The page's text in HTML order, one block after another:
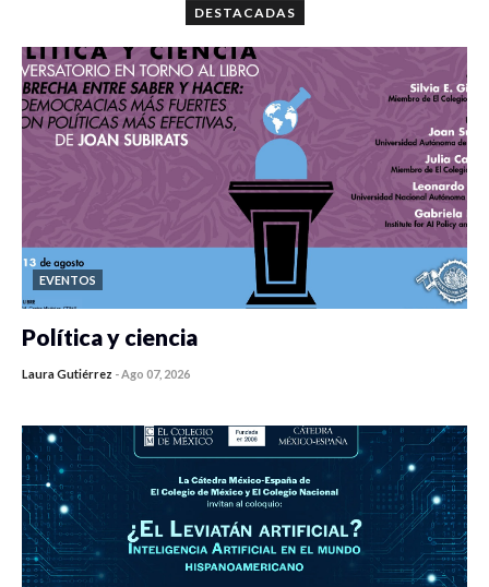
DESTACADAS
EVENTOS
Política y ciencia
Laura Gutiérrez -Ago 07, 2026